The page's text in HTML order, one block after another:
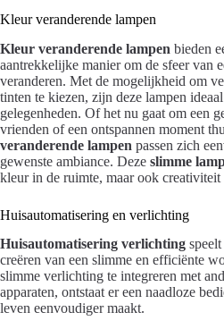
Kleur veranderende lampen
Kleur veranderende lampen bieden
aantrekkelijke manier om de sfeer van
veranderen. Met de mogelijkheid om
tinten te kiezen, zijn deze lampen
gelegenheden. Of het nu gaat om een
vrienden of een ontspannen moment
veranderende lampen passen zich
gewenste ambiance. Deze slimme
kleur in de ruimte, maar ook creativiteit
Huisautomatisering en verlichting
Huisautomatisering verlichting
creëren van een slimme en efficiënte
slimme verlichting te integreren met
apparaten, ontstaat er een naadloze
leven eenvoudiger maakt.